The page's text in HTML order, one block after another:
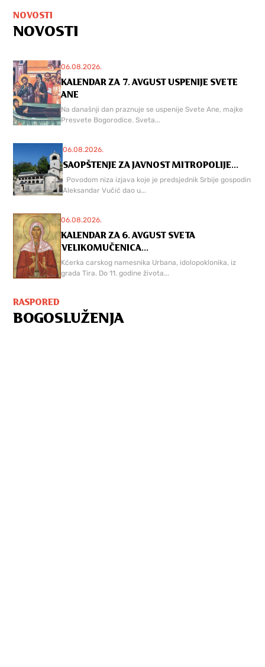
NOVOSTI
NOVOSTI
06.08.2026.
KALENDAR ZA 7. AVGUST USPENIJE SVETE
ANE
Na današnji dan praznuje se uspenije Svete Ane, majke
Presvete Bogorodice. Sveta...
06.08.2026.
SAOPŠTENJE ZA JAVNOST MITROPOLIJE...
Povodom niza izjava koje je predsjednik Srbije gospodin
Aleksandar Vučić dao u...
06.08.2026.
KALENDAR ZA 6. AVGUST SVETA
VELIKOMUČENICA...
Kćerka carskog namesnika Urbana, idolopoklonika, iz
grada Tira. Do 11. godine života...
RASPORED
BOGOSLUŽENJA